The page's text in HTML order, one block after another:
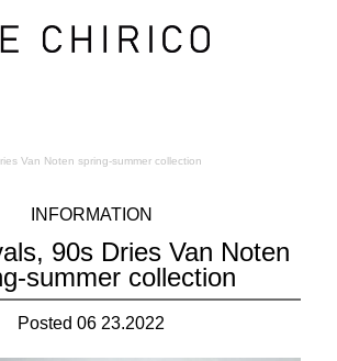
Van Noten spring-summer collection
INFORMATION
90s Dries Van Noten
summer collection
Posted 06 23.2022